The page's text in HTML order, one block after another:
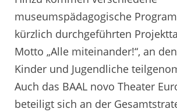
museumspädagogische
kürzlich durchgeführten
Motto „Alle miteinander!“, an
Kinder und Jugendliche
Auch das BAAL novo Theater
beteiligt sich an der